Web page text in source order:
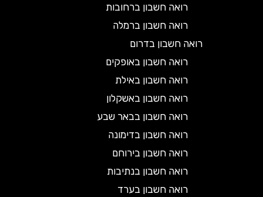
רואה חשבון ברחובות
רואה חשבון ברמלה
רואה חשבון בדרום
רואה חשבון באופקים
רואה חשבון באילת
רואה חשבון באשקלון
רואה חשבון בבאר שבע
רואה חשבון בדימונה
רואה חשבון בירוחם
רואה חשבון בנתיבות
רואה חשבון בערד